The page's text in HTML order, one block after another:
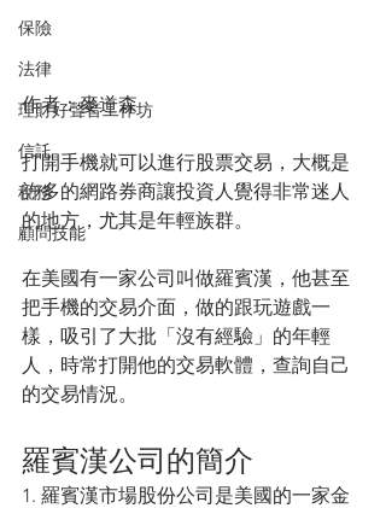
保險
法律
理財好聲音工作坊
信託
稅務
顧問技能
作者：麥道森
打開手機就可以進行股票交易，大概是
許多的網路券商讓投資人覺得非常迷人
的地方，尤其是年輕族群。
在美國有一家公司叫做羅賓漢，他甚至
把手機的交易介面，做的跟玩遊戲一
樣，吸引了大批「沒有經驗」的年輕
人，時常打開他的交易軟體，查詢自己
的交易情況。
羅賓漢公司的簡介
1. 羅賓漢市場股份公司是美國的一家金